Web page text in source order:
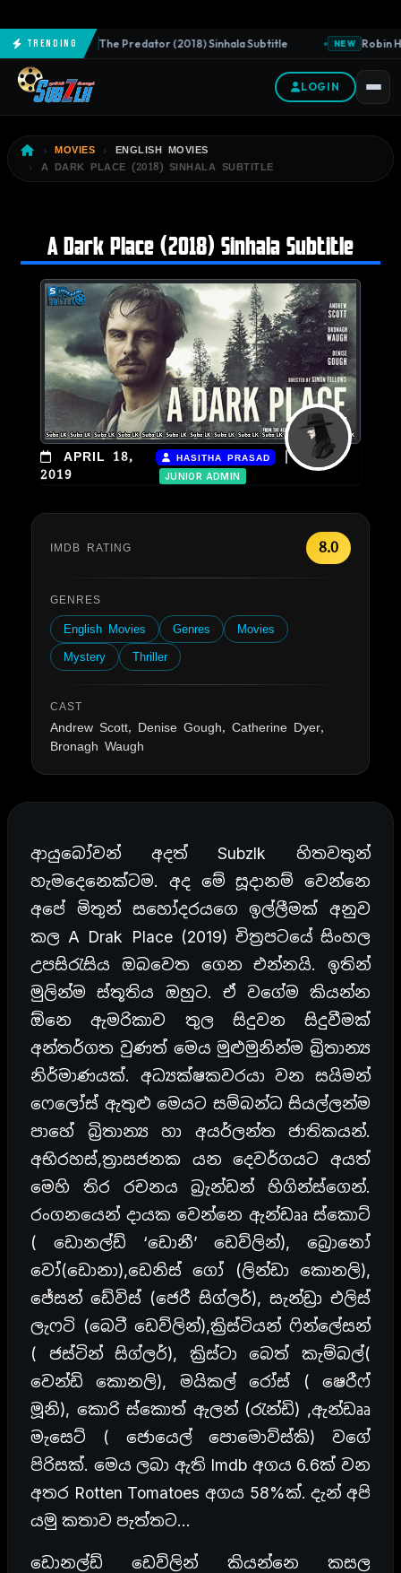
TrendingNEW The Predator (2018) Sinhala Subtitle NEW Robin
LOGIN
MOVIES
ENGLISH MOVIES
A DARK PLACE (2018) SINHALA SUBTITLE
A Dark Place (2018) Sinhala Subtitle
APRIL 18,
2019
HASITHA PRASAD |
JUNIOR ADMIN
IMDB RATING 8.0
GENRES
English Movies Genres
Movies
Mystery
Thriller
CAST
Andrew Scott, Denise Gough, Catherine Dyer,
Bronagh Waugh
ආයුබෝවන් අදත් Subzlk හිතවතුන්
හැමදෙනෙක්ටම. අද මේ සූදානම් වෙන්නෙ
අපේ මිතුන් සහෝදරයගෙ ඉල්ලීමක් අනුව
කල A Drak Place (2019) චිත්‍රපටයේ සිංහල
උපසිරැසිය ඔබවෙත ගෙන එන්නයි. ඉතින්
මුලින්ම ස්තූතිය ඔහුට. ඒ වගේම කියන්න
ඕනෙ ඇමරිකාව තුල සිදුවන සිදුවීමක්
අන්තර්ගත වුණත් මෙය මුළුමුනින්ම බ්‍රිතාන්‍ය
නිර්මාණයක්. අධ්‍යක්ෂකවරයා වන සයිමන්
ෆෙලෝස් ඇතුළු මෙයට සම්බන්ධ සියල්ලන්ම
පාහේ බ්‍රිතාන්‍ය හා අයර්ලන්ත ජාතිකයන්.
අභිරහස්,ත්‍රාසජනක යන දෙවර්ගයට අයත්
මෙහි තිර රචනය බ්‍රැන්ඩන් හිගින්ස්ගෙන්.
රංගනයෙන් දායක වෙන්නෙ ඇන්ඩෲ ස්කොට්
( ඩොනල්ඩ් ‘ඩොනී’ ඩෙව්ලින්), බ්‍රොනෝ
වෝ(ඩොනා),ඩෙනිස් ගෝ (ලින්ඩා කොනලි),
ජේසන් ඩේවිස් (ජෙරී සිග්ලර්), සැන්ඩ්‍රා එලිස්
ලැෆටි (බෙටී ඩෙව්ලින්),ක්‍රිස්ටියන් ෆින්ලේසන්
( ජස්ටින් සිග්ලර්), ක්‍රිස්ටා බෙත් කැම්බල්(
වෙන්ඩි කොනලි), මයිකල් රෝස් ( ෂෙරීෆ්
මූනි), කොරි ස්කොත් ඇලන් (රැන්ඩි) ,ඇන්ඩෲ
මැසෙට් ( ජොයෙල් පොමොව්ස්කි) වගේ
පිරිසක්. මෙය ලබා ඇති Imdb අගය 6.6ක් වන
අතර Rotten Tomatoes අගය 58%ක්. දැන් අපි
යමු කතාව පැත්තට…
ඩොනල්ඩ් ඩෙව්ලින් කියන්නෙ කසල